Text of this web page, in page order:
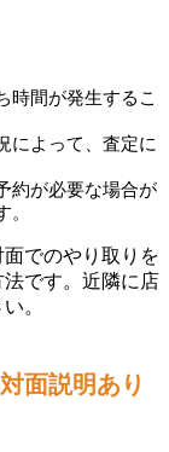
時間が発生するこ
によって、査定に
約が必要な場合が
でのやり取りを
です。近隣に店
。
面説明あり